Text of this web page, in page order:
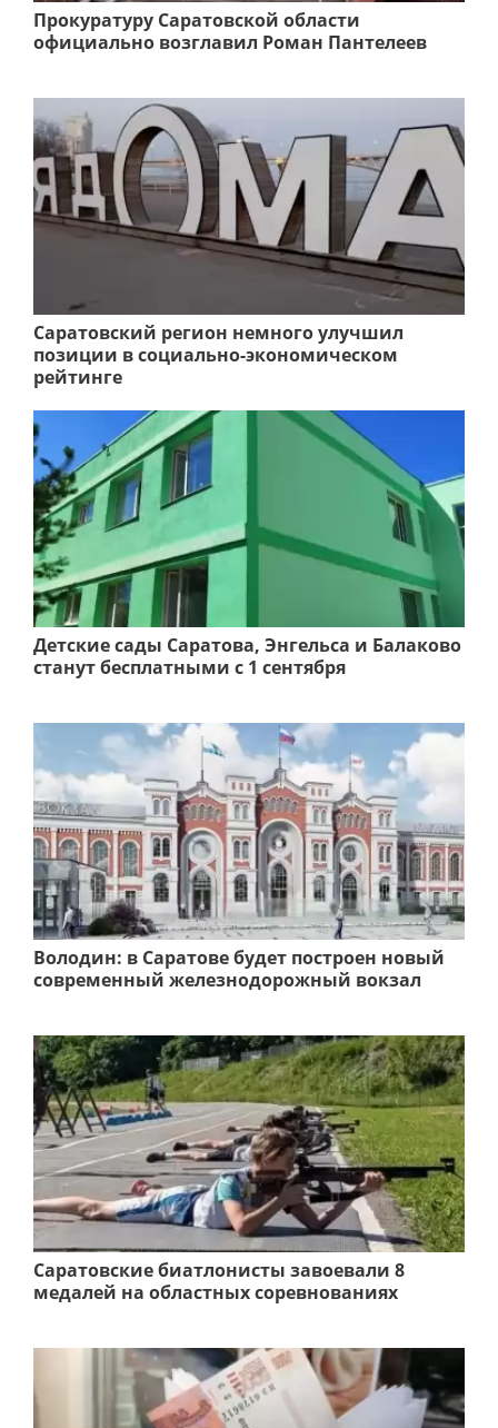
Прокуратуру Саратовской области
официально возглавил Роман Пантелеев
Саратовский регион немного улучшил
позиции в социально-экономическом
рейтинге
Детские сады Саратова, Энгельса и Балаково
станут бесплатными с 1 сентября
Володин: в Саратове будет построен новый
современный железнодорожный вокзал
Саратовские биатлонисты завоевали 8
медалей на областных соревнованиях